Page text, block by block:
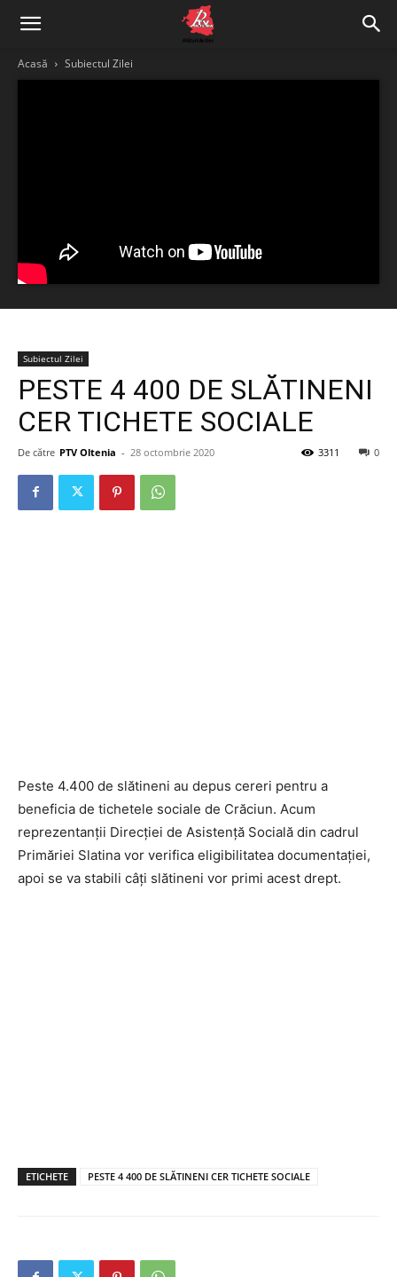
Acasă Subiectul Zilei
Subiectul Zilei
PESTE 4 400 DE SLĂTINENI
CER TICHETE SOCIALE
De către PTV Oltenia - 28 octombrie 2020 0
3311
Peste 4.400 de slătineni au depus cereri pentru a
beneficia de tichetele sociale de Crăciun. Acum
reprezentanții Direcției de Asistență Socială din cadrul
Primăriei Slatina vor verifica eligibilitatea documentației,
apoi se va stabili câți slătineni vor primi acest drept.
ETICHETE PESTE 4 400 DE SLĂTINENI CER TICHETE SOCIALE